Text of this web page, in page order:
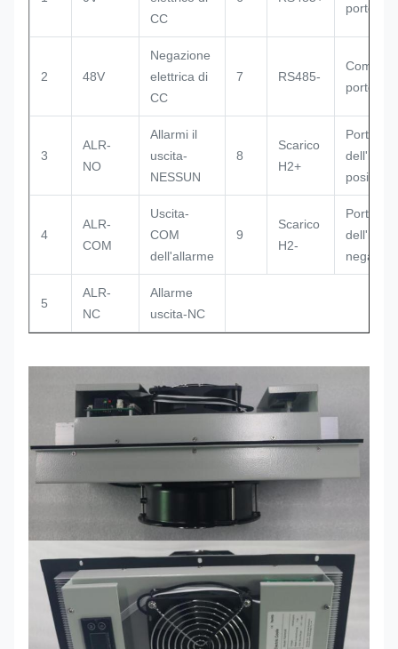
CC
porto-
2 48V
Negazione
elettrica di
CC
7 RS485-
porto-
3
ALR-
NO
Allarmi il
uscita-
NESSUN
8
Scarico
H2+
Porto di
positivo
4
ALR-
COM
Uscita-
COM
dell'allarme
9
Scarico
H2-
Porto di
negativo
5
ALR-
NC
Allarme
uscita-NC